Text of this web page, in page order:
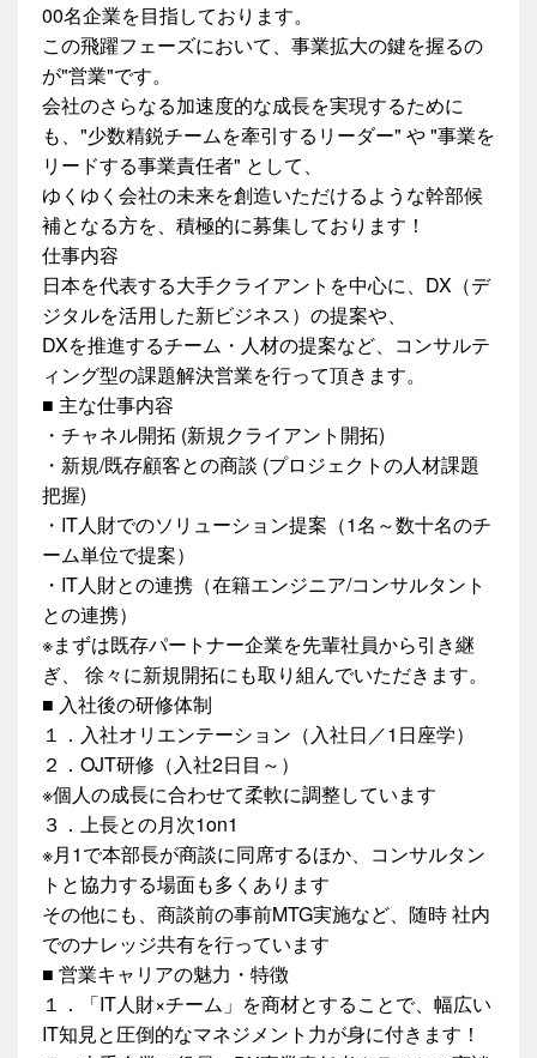
00名企業を目指しております。
この飛躍フェーズにおいて、事業拡大の鍵を握るの
が"営業"です。
会社のさらなる加速度的な成長を実現するために
も、"少数精鋭チームを牽引するリーダー" や "事業を
リードする事業責任者" として、
ゆくゆく会社の未来を創造いただけるような幹部候
補となる方を、積極的に募集しております！
仕事内容
日本を代表する大手クライアントを中心に、DX（デ
ジタルを活用した新ビジネス）の提案や、
DXを推進するチーム・人材の提案など、コンサルテ
ィング型の課題解決営業を行って頂きます。
■ 主な仕事内容
・チャネル開拓 (新規クライアント開拓)
・新規/既存顧客との商談 (プロジェクトの人材課題
把握)
・IT人財でのソリューション提案（1名～数十名のチ
ーム単位で提案）
・IT人財との連携（在籍エンジニア/コンサルタント
との連携）
※まずは既存パートナー企業を先輩社員から引き継
ぎ、 徐々に新規開拓にも取り組んでいただきます。
■ 入社後の研修体制
１．入社オリエンテーション（入社日／1日座学）
２．OJT研修（入社2日目～）
※個人の成長に合わせて柔軟に調整しています
３．上長との月次1on1
※月1で本部長が商談に同席するほか、コンサルタン
トと協力する場面も多くあります
その他にも、商談前の事前MTG実施など、随時 社内
でのナレッジ共有を行っています
■ 営業キャリアの魅力・特徴
１．「IT人財×チーム」を商材とすることで、幅広い
IT知見と圧倒的なマネジメント力が身に付きます！